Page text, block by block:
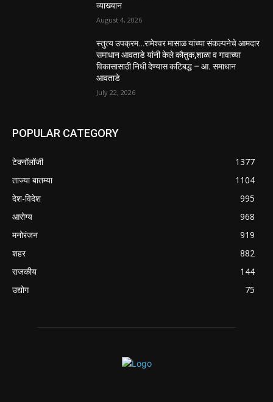
व्याख्यान
August 4, 2026
स्तुत्य उपक्रम…रामेश्वर मासाळ यांच्या संकल्पनेचे आमदार
समाधान आवताडे यांनी केले कौतुक,शाळा व गावाच्या
विकासासाठी निधी देण्यास कटिबद्ध – आ. समाधान
आवताडे
July 22, 2026
POPULAR CATEGORY
टेक्नॉलॉजी
1377
ताज्या बातम्या
1104
देश-विदेश
995
आरोग्य
968
मनोरंजन
919
शहर
882
राजकीय
144
उद्योग
75